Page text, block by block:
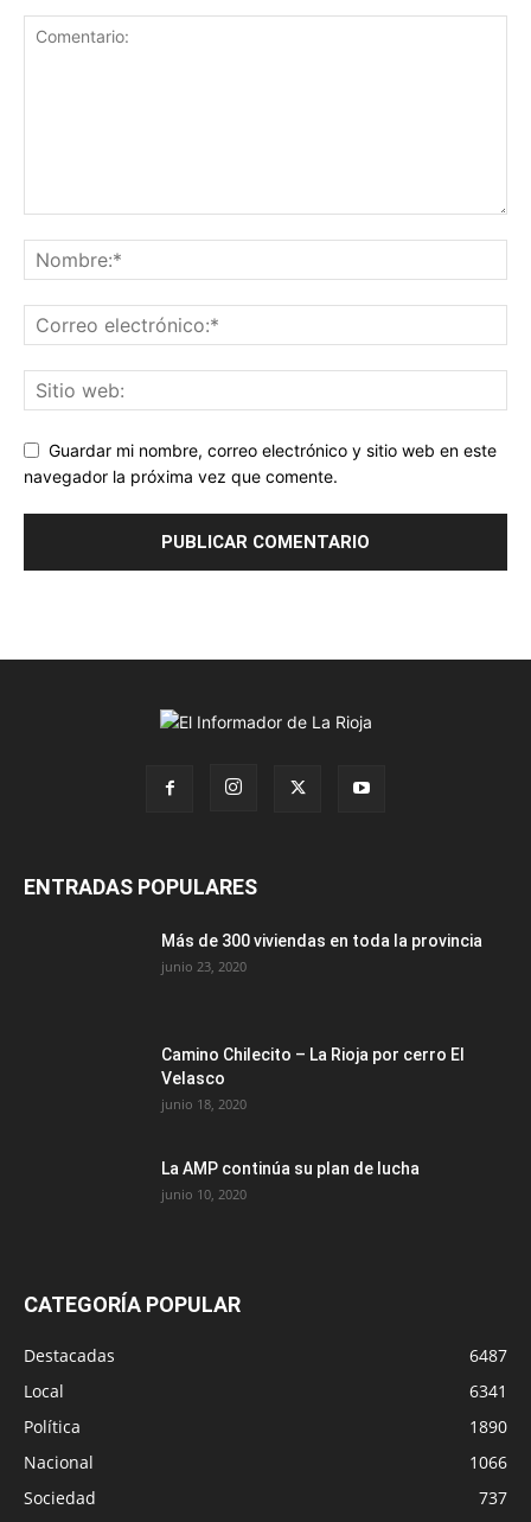
Guardar mi nombre, correo electrónico y sitio web en este
navegador la próxima vez que comente.
ENTRADAS POPULARES
Más de 300 viviendas en toda la provincia
junio 23, 2020
Camino Chilecito – La Rioja por cerro El
Velasco
junio 18, 2020
La AMP continúa su plan de lucha
junio 10, 2020
CATEGORÍA POPULAR
Destacadas
6487
Local
6341
Política
1890
Nacional
1066
Sociedad
737